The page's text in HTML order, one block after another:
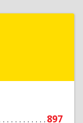
897
Подробнее